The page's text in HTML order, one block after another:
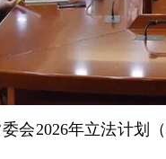
会2026年立法计划